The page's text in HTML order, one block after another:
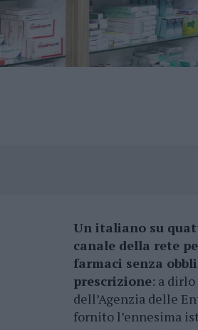
Un italiano su
canale della rete
farmaci senza
prescrizione: a
dell’Agenzia delle
fornito l’ennesima